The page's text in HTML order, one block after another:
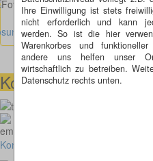
Ihre Einwilligung ist stets
nicht erforderlich und kann
werden. So ist die hier
Warenkorbes und
andere uns helfen unser
wirtschaftlich zu betreiben.
Datenschutz rechts unten.
anzeigen
Kontaktmöglichkeiten
Kontakt